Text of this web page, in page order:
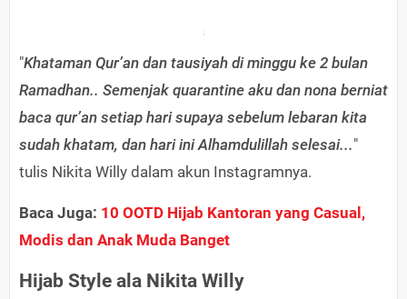
"Khataman Qur’an dan tausiyah di minggu ke 2 bulan
Ramadhan.. Semenjak quarantine aku dan nona berniat
baca qur’an setiap hari supaya sebelum lebaran kita
sudah khatam, dan hari ini Alhamdulillah selesai..."
tulis Nikita Willy dalam akun Instagramnya.
Baca Juga: 10 OOTD Hijab Kantoran yang Casual,
Modis dan Anak Muda Banget
Hijab Style ala Nikita Willy